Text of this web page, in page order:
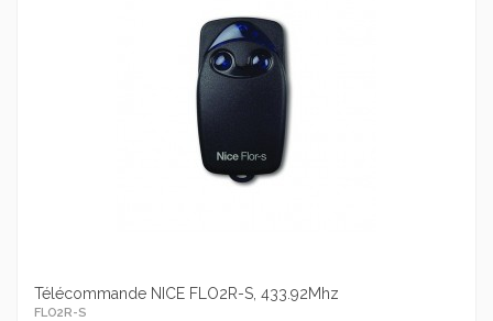
Télécommande NICE FLO2R-S, 433.92Mhz
FLO2R-S